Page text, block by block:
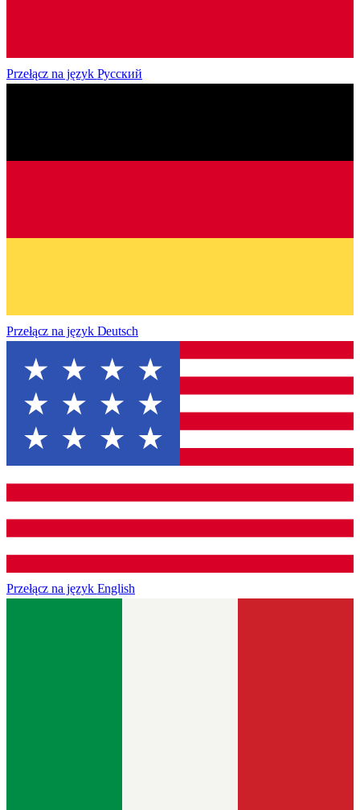
Przełącz na język Русский
Przełącz na język Deutsch
Przełącz na język English